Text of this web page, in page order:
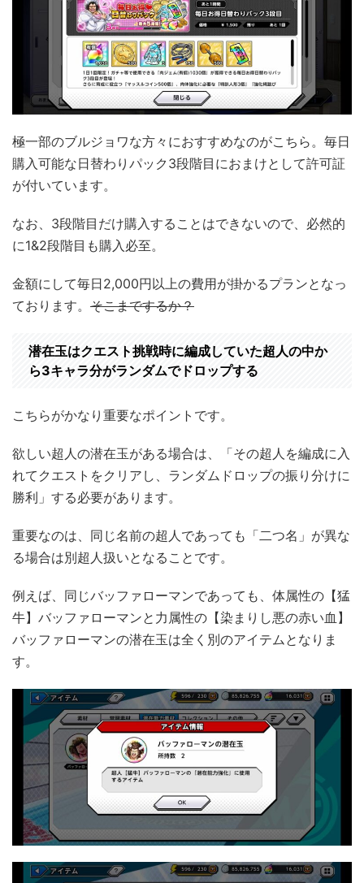
極一部のブルジョワな方々におすすめなのがこちら。毎日
購入可能な日替わりパック3段階目におまけとして許可証
が付いています。
なお、3段階目だけ購入することはできないので、必然的
に1&2段階目も購入必至。
金額にして毎日2,000円以上の費用が掛かるプランとなっ
ております。 そこまでするか？
潜在玉はクエスト挑戦時に編成していた超人の中か
ら3キャラ分がランダムでドロップする
こちらがかなり重要なポイントです。
欲しい超人の潜在玉がある場合は、「その超人を編成に入
れてクエストをクリアし、ランダムドロップの振り分けに
勝利」する必要があります。
重要なのは、同じ名前の超人であっても「二つ名」が異な
る場合は別超人扱いとなることです。
例えば、同じバッファローマンであっても、体属性の【猛
牛】バッファローマンと力属性の【染まりし悪の赤い血】
バッファローマンの潜在玉は全く別のアイテムとなりま
す。